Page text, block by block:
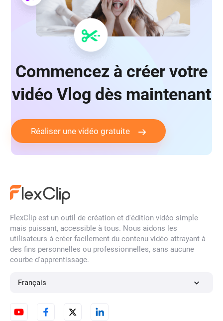
Commencez à créer votre
vidéo Vlog dès maintenant
Réaliser une vidéo gratuite
FlexClip est un outil de création et d'édition vidéo simple
mais puissant, accessible à tous. Nous aidons les
utilisateurs à créer facilement du contenu vidéo attrayant à
des fins personnelles ou professionnelles, sans aucune
courbe d'apprentissage.
Français